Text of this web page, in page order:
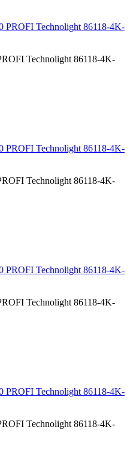
Technolight 86118-4K-
Technolight 86118-4K-
Technolight 86118-4K-
Technolight 86118-4K-